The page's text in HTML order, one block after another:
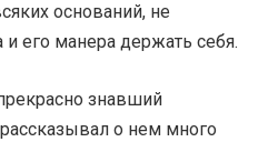
оснований, не
его манера держать себя.
знавший
о нем много